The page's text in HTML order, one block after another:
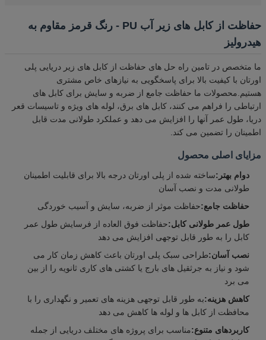
حفاظت از کابل های زیر آب PU - رنگ قرمز مقاوم به
هیدرولیز
ما متخصص در تامین راه حل های حفاظت از کابل های زیر دریایی پلی
اورتان با کیفیت بالا برای پاسخگویی به نیازهای خاص مشتری
هستیم.محصولات ما حفاظت جامع از ضربه و سایش برای کابل های
ارتباطی را فراهم می کنند، کابل های برق، لوله های ویژه و تاسیسات قعر
دریا، طول عمر آنها را افزایش می دهد و عملکرد طولانی مدت قابل
اطمینان را تضمین می کند.
مزایای اصلی محصول
دوام بهتر:ساخته شده از پلی اورتان درجه بالا برای قابلیت اطمینان
طولانی مدت و نصب آسان
حفاظت جامع:حفاظت موثر از ضربه، سایش و آسیب خوردگی
طول عمر طولانی کابل:حفاظت فوق العاده از فرسایش طول عمر
کابل را به طور قابل توجهی افزایش می دهد
نصب آسان:طراحی سبک پلی اورتان باعث کاهش زمان کار می
شود و نیاز به جرثقیل های بارج یا کشتی های کاری ثانویه را از بین
می برد
کاهش هزینه:به طور قابل توجهی هزینه های تعمیر و نگهداری را با
محافظت از کابل ها و لوله ها کاهش می دهد
کاربردهای متنوع:مناسب برای پروژه های مختلف دریایی از جمله